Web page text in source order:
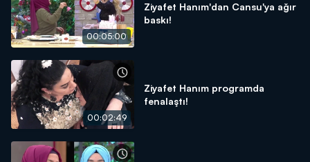
00:05:00
Ziyafet Hanım'dan Cansu'ya ağır
baskı!
00:02:49
Ziyafet Hanım programda
fenalaştı!